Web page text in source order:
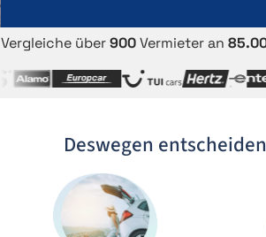
Vergleiche über900Vermieter an
Deswegen